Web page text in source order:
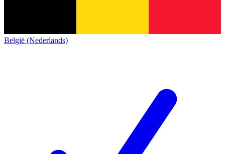
België (Nederlands)